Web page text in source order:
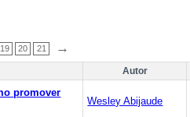
19 20 21 →
Autor
promover
Wesley Abijaude